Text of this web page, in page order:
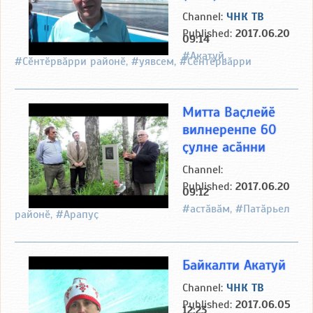
Channel: ЧНК ТВ
Published: 2017.06.20
09:14
#Акатуй,
#Сӗнтӗрвӑрри районӗ, #уявсем, #Сӗнтӗрвӑрри
Митта Ваҫлейӗ
вилнеренпе 60
ҫулне асӑнни
Channel:
Published: 2017.06.20
09:12
#астӑвӑм, #Патӑрьел
районӗ, #Арапуҫ
Байкалти Акатуй
Channel: ЧНК ТВ
Published: 2017.06.05
12:23